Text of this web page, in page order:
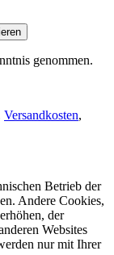
genommen.
Versandkosten,
Betrieb der
Andere Cookies,
der
Websites
nur mit Ihrer